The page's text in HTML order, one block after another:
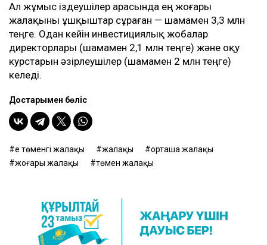
Ал жұмыс іздеушілер арасында ең жоғары
жалақыны ұшқыштар сұраған — шамамен 3,3 млн
теңге. Одан кейін инвестициялық жобалар
директорлары (шамамен 2,1 млн теңге) және оқу
курстарын әзірлеушілер (шамамен 2 млн теңге)
келеді.
Достарыңмен бөліс
ең төменгі жалақы жалақы
орташа жалақы
жоғары жалақы
төмен жалақы